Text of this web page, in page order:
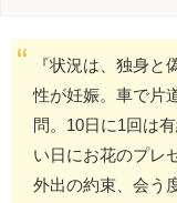
『状況は、独身
性が妊娠。車で片
問。10日に1回は
い日にお花のプレ
外出の約束、会う